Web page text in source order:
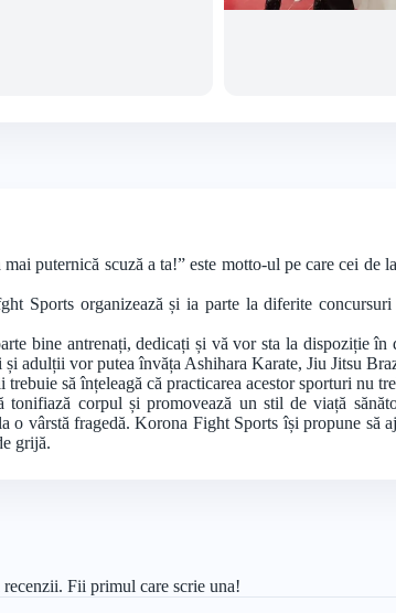
puternică scuză a ta!” este motto-ul pe care cei
Sports organizează și ia parte la diferite
bine antrenați, dedicați și vă vor sta la dispoziție
și adulții vor putea învăța Ashihara Karate, Jiu Jitsu
să înțeleagă că practicarea acestor sporturi nu
tonifiază corpul și promovează un stil de viață
o vârstă fragedă. Korona Fight Sports își propune să
grijă.
Fii primul care scrie una!